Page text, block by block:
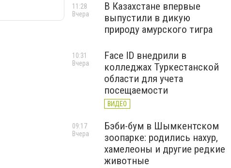
В Казахстане впервые
выпустили в дикую
природу амурского тигра
11:28
Вчера
Face ID внедрили в
колледжах Туркестанской
области для учета
посещаемости
ВИДЕО
10:31
Вчера
Бэби-бум в Шымкентском
зоопарке: родились нахур,
хамелеоны и другие редкие
животные
09:17
Вчера